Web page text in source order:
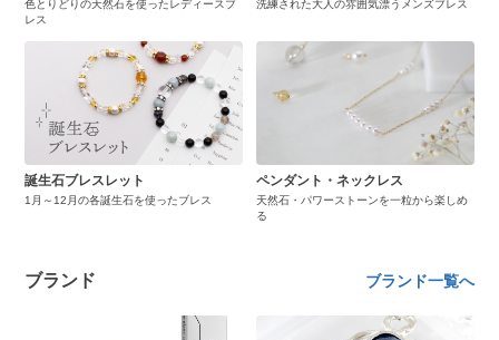
色とりどりの天然石を使ったレディースブ
レス
洗練された大人の雰囲気漂うメンズブレス
誕生石ブレスレット
1月～12月の各誕生石を使ったブレス
ペンダント・ネックレス
天然石・パワーストーンを一粒から楽しめ
る
ブランド ブランド一覧へ